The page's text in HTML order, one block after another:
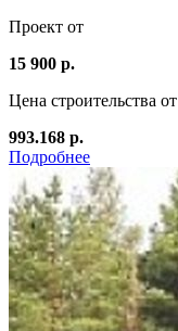
Проект от
15 900 р.
Цена строительства от
993.168 р.
Подробнее